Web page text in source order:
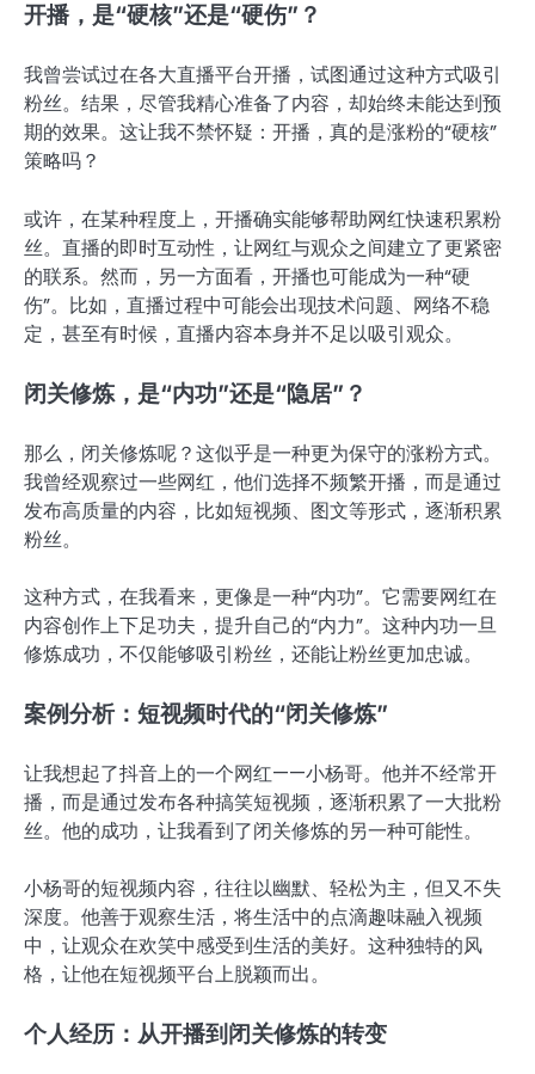
开播，是“硬核”还是“硬伤”？
我曾尝试过在各大直播平台开播，试图通过这种方式吸引
粉丝。结果，尽管我精心准备了内容，却始终未能达到预
期的效果。这让我不禁怀疑：开播，真的是涨粉的“硬核”
策略吗？
或许，在某种程度上，开播确实能够帮助网红快速积累粉
丝。直播的即时互动性，让网红与观众之间建立了更紧密
的联系。然而，另一方面看，开播也可能成为一种“硬
伤”。比如，直播过程中可能会出现技术问题、网络不稳
定，甚至有时候，直播内容本身并不足以吸引观众。
闭关修炼，是“内功”还是“隐居”？
那么，闭关修炼呢？这似乎是一种更为保守的涨粉方式。
我曾经观察过一些网红，他们选择不频繁开播，而是通过
发布高质量的内容，比如短视频、图文等形式，逐渐积累
粉丝。
这种方式，在我看来，更像是一种“内功”。它需要网红在
内容创作上下足功夫，提升自己的“内力”。这种内功一旦
修炼成功，不仅能够吸引粉丝，还能让粉丝更加忠诚。
案例分析：短视频时代的“闭关修炼”
让我想起了抖音上的一个网红——小杨哥。他并不经常开
播，而是通过发布各种搞笑短视频，逐渐积累了一大批粉
丝。他的成功，让我看到了闭关修炼的另一种可能性。
小杨哥的短视频内容，往往以幽默、轻松为主，但又不失
深度。他善于观察生活，将生活中的点滴趣味融入视频
中，让观众在欢笑中感受到生活的美好。这种独特的风
格，让他在短视频平台上脱颖而出。
个人经历：从开播到闭关修炼的转变